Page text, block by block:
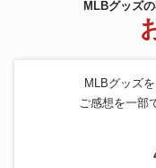
MLBグッズ
MLBグッズ
ご感想を一部